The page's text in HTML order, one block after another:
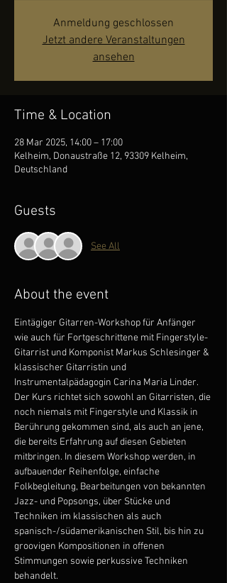
Anmeldung geschlossen
Jetzt andere Veranstaltungen
ansehen
Time & Location
28 Mar 2025, 14:00 – 17:00
Kelheim, Donaustraße 12, 93309 Kelheim,
Deutschland
Guests
See All
About the event
Eintägiger Gitarren-Workshop für Anfänger
wie auch für Fortgeschrittene mit Fingerstyle-
Gitarrist und Komponist Markus Schlesinger &
klassischer Gitarristin und
Instrumentalpädagogin Carina Maria Linder.
Der Kurs richtet sich sowohl an Gitarristen, die
noch niemals mit Fingerstyle und Klassik in
Berührung gekommen sind, als auch an jene,
die bereits Erfahrung auf diesen Gebieten
mitbringen. In diesem Workshop werden, in
aufbauender Reihenfolge, einfache
Folkbegleitung, Bearbeitungen von bekannten
Jazz- und Popsongs, über Stücke und
Techniken im klassischen als auch
spanisch-/südamerikanischen Stil, bis hin zu
groovigen Kompositionen in offenen
Stimmungen sowie perkussive Techniken
behandelt.